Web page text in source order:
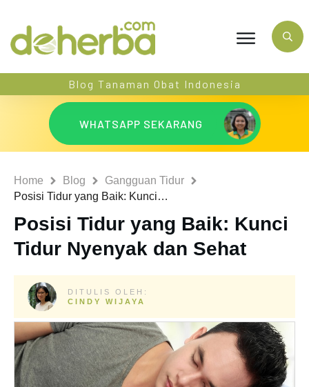
Blog Tanaman Obat Indonesia
WHATSAPP SEKARANG
Home Blog
Gangguan Tidur
Posisi Tidur yang Baik: Kunci Tidur Nyenyak dan Sehat
Posisi Tidur yang Baik: Kunci
Tidur Nyenyak dan Sehat
DITULIS OLEH:
CINDY WIJAYA